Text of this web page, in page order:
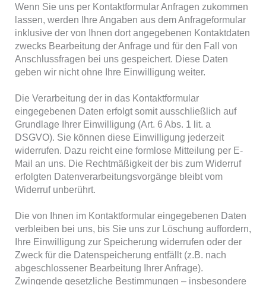
Wenn Sie uns per Kontaktformular Anfragen zukommen
lassen, werden Ihre Angaben aus dem Anfrageformular
inklusive der von Ihnen dort angegebenen Kontaktdaten
zwecks Bearbeitung der Anfrage und für den Fall von
Anschlussfragen bei uns gespeichert. Diese Daten
geben wir nicht ohne Ihre Einwilligung weiter.
Die Verarbeitung der in das Kontaktformular
eingegebenen Daten erfolgt somit ausschließlich auf
Grundlage Ihrer Einwilligung (Art. 6 Abs. 1 lit. a
DSGVO). Sie können diese Einwilligung jederzeit
widerrufen. Dazu reicht eine formlose Mitteilung per E-
Mail an uns. Die Rechtmäßigkeit der bis zum Widerruf
erfolgten Datenverarbeitungsvorgänge bleibt vom
Widerruf unberührt.
Die von Ihnen im Kontaktformular eingegebenen Daten
verbleiben bei uns, bis Sie uns zur Löschung auffordern,
Ihre Einwilligung zur Speicherung widerrufen oder der
Zweck für die Datenspeicherung entfällt (z.B. nach
abgeschlossener Bearbeitung Ihrer Anfrage).
Zwingende gesetzliche Bestimmungen – insbesondere